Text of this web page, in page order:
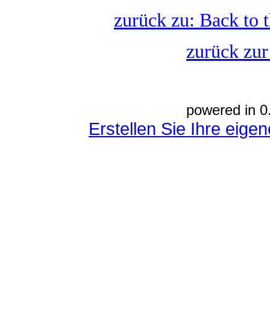
zurück zu: Back to
zurück
powered in
Erstellen Sie Ihre